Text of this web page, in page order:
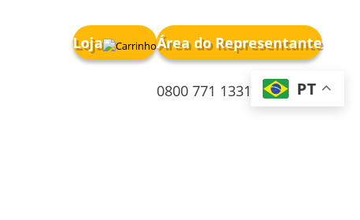
Loja Área do Representante
0800 771 1331 PT